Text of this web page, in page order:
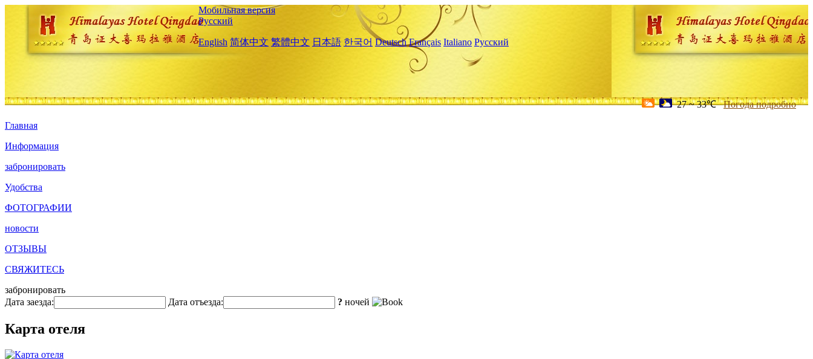
Мобильная версия
Русский
English 简体中文 繁體中文 日本語 한국어 Deutsch Français Italiano Русский
27 ~ 33℃ Погода подробно
Главная
Информация
забронировать
Удобства
ФОТОГРАФИИ
новости
ОТЗЫВЫ
СВЯЖИТЕСЬ
забронировать
Дата заезда:
Дата отъезда: ? ночей
Карта отеля